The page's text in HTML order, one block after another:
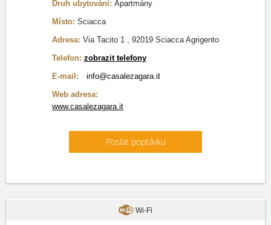
Druh ubytování: Apartmány
Místo: Sciacca
Adresa: Via Tacito 1 , 92019 Sciacca Agrigento
Telefon: zobrazit telefony
E-mail:
info@casalezagara.it
Web adresa:
www.casalezagara.it
Poslat poptávku
Wi-Fi